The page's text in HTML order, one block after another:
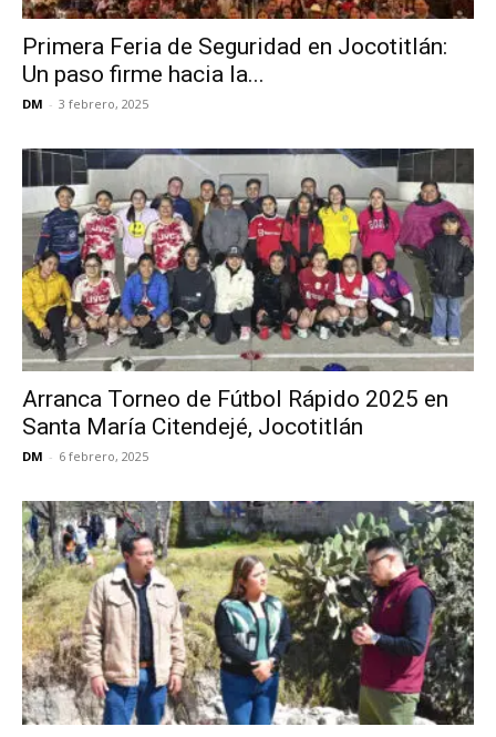
Primera Feria de Seguridad en Jocotitlán:
Un paso firme hacia la...
DM - 3 febrero, 2025
Arranca Torneo de Fútbol Rápido 2025 en
Santa María Citendejé, Jocotitlán
DM - 6 febrero, 2025